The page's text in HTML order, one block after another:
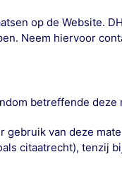
op de Website.
Neem hiervoor
betreffende
gebruik van deze
citaatrecht), tenzij